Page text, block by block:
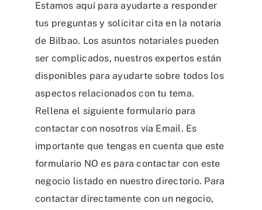
Estamos aquí para ayudarte a responder
tus preguntas y solicitar cita en la notaria
de Bilbao. Los asuntos notariales pueden
ser complicados, nuestros expertos están
disponibles para ayudarte sobre todos los
aspectos relacionados con tu tema.
Rellena el siguiente formulario para
contactar con nosotros vía Email. Es
importante que tengas en cuenta que este
formulario NO es para contactar con este
negocio listado en nuestro directorio. Para
contactar directamente con un negocio,